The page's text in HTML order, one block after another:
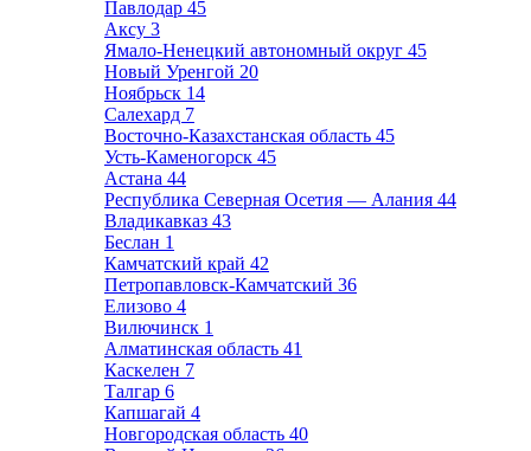
Павлодар 45
Аксу 3
Ямало-Ненецкий автономный округ 45
Новый Уренгой 20
Ноябрьск 14
Салехард 7
Восточно-Казахстанская область 45
Усть-Каменогорск 45
Астана 44
Республика Северная Осетия — Алания 44
Владикавказ 43
Беслан 1
Камчатский край 42
Петропавловск-Камчатский 36
Елизово 4
Вилючинск 1
Алматинская область 41
Каскелен 7
Талгар 6
Капшагай 4
Новгородская область 40